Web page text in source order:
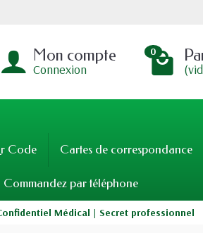
Mon compte
Connexion
0
Code Cartes de correspondance
Commandez par téléphone
Médical | Secret professionnel